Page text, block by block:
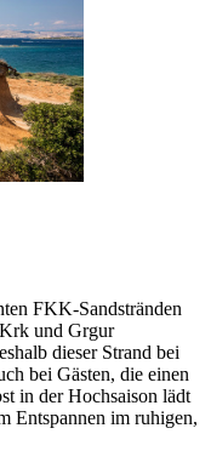
FKK-Sandstränden
und Grgur
dieser Strand bei
bei Gästen, die einen
in der Hochsaison lädt
Entspannen im ruhigen,